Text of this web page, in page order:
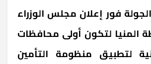
فور إعلان مجلس الوزراء
المنيا لتكون أولى محافظات
لتطبيق منظومة التأمين